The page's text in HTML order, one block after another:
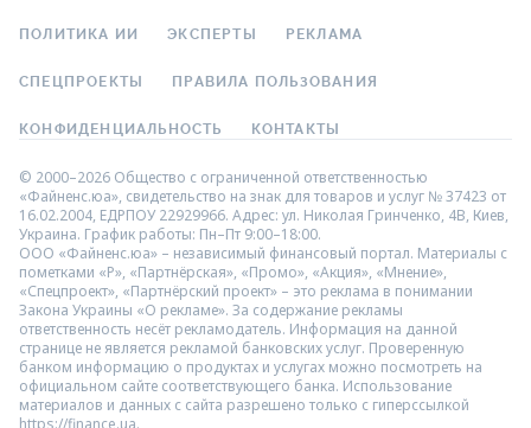
ПОЛИТИКА ИИ ЭКСПЕРТЫ РЕКЛАМА
СПЕЦПРОЕКТЫ ПРАВИЛА ПОЛЬЗОВАНИЯ
КОНФИДЕНЦИАЛЬНОСТЬ КОНТАКТЫ
© 2000–2026 Общество с ограниченной ответственностью
«Файненс.юа», свидетельство на знак для товаров и услуг № 37423 от
16.02.2004, ЕДРПОУ 22929966. Адрес: ул. Николая Гринченко, 4В, Киев,
Украина. График работы: Пн–Пт 9:00–18:00.
ООО «Файненс.юа» – независимый финансовый портал. Материалы с
пометками «Р», «Партнёрская», «Промо», «Акция», «Мнение»,
«Спецпроект», «Партнёрский проект» – это реклама в понимании
Закона Украины «О рекламе». За содержание рекламы
ответственность несёт рекламодатель. Информация на данной
странице не является рекламой банковских услуг. Проверенную
банком информацию о продуктах и услугах можно посмотреть на
официальном сайте соответствующего банка. Использование
материалов и данных с сайта разрешено только с гиперссылкой